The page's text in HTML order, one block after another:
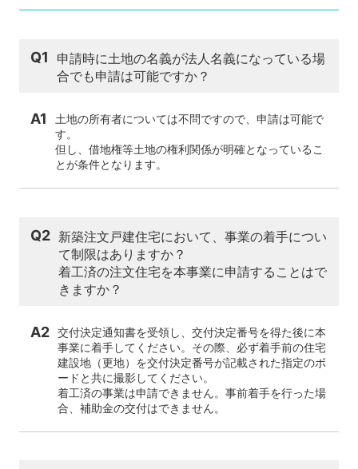
Q1
申請時に土地の名義が法人名義になっている場
合でも申請は可能ですか？
A1
土地の所有者については不問ですので、申請は可能で
す。
但し、借地権等土地の権利関係が明確となっているこ
とが条件となります。
Q2 新築注文戸建住宅において、事業の着手につい
て制限はありますか？
着工済の注文住宅を本事業に申請することはで
きますか？
A2 交付決定通知書を受領し、交付決定番号を得た後に本
事業に着手してください。その際、必ず着手前の住宅
建設地（更地）を交付決定番号が記載された指定のボ
ードと共に撮影してください。
着工済の事業は申請できません。事前着手を行った場
合、補助金の交付はできません。